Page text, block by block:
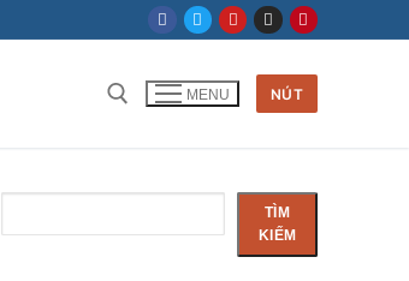
Tìm kiếm cho:
MENU NÚT
kiếm
TÌM
KIẾM